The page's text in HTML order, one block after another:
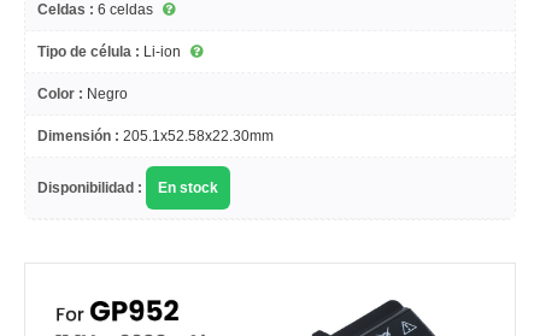
Celdas : 6 celdas
Tipo de célula : Li-ion
Color : Negro
Dimensión : 205.1x52.58x22.30mm
Disponibilidad : En stock